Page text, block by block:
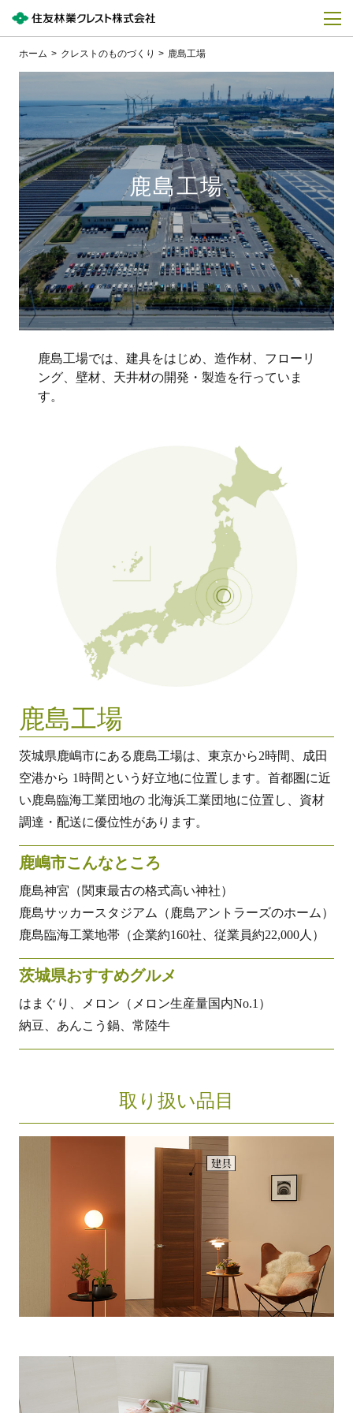
ホーム クレストのものづくり 鹿島工場
鹿島工場
鹿島工場では、建具をはじめ、造作材、フローリ
ング、壁材、天井材の開発・製造を行っていま
す。
鹿島工場
茨城県鹿嶋市にある鹿島工場は、東京から2時間、成田
空港から 1時間という好立地に位置します。首都圏に近
い鹿島臨海工業団地の 北海浜工業団地に位置し、資材
調達・配送に優位性があります。
鹿嶋市こんなところ
鹿島神宮（関東最古の格式高い神社）
鹿島サッカースタジアム（鹿島アントラーズのホーム）
鹿島臨海工業地帯（企業約160社、従業員約22,000人）
茨城県おすすめグルメ
はまぐり、メロン（メロン生産量国内No.1）
納豆、あんこう鍋、常陸牛
取り扱い品目